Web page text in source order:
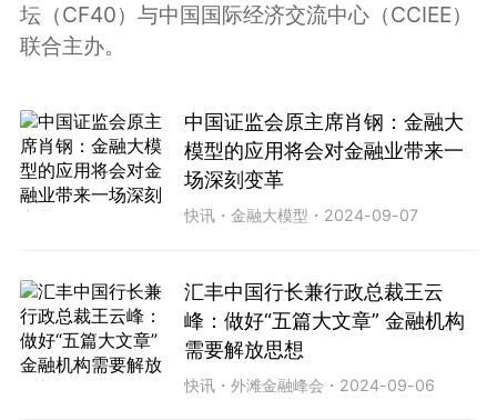
坛（CF40）与中国国际经济交流中心（CCIEE）
联合主办。
中国证监会原主席肖钢：金融大
模型的应用将会对金融业带来一
场深刻变革
快讯 ・金融大模型 ・ 2024-09-07
汇丰中国行长兼行政总裁王云
峰：做好“五篇大文章” 金融机构
需要解放思想
快讯 ・外滩金融峰会 ・ 2024-09-06